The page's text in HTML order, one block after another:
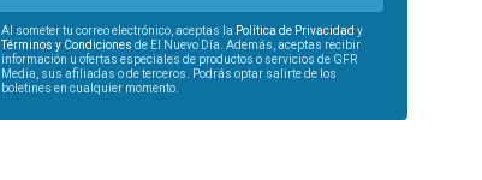
Al someter tu correo electrónico, aceptas la Política de Privacidad y
Términos y Condiciones de El Nuevo Día. Además, aceptas recibir
información u ofertas especiales de productos o servicios de GFR
Media, sus afiliadas o de terceros. Podrás optar salirte de los
boletines en cualquier momento.